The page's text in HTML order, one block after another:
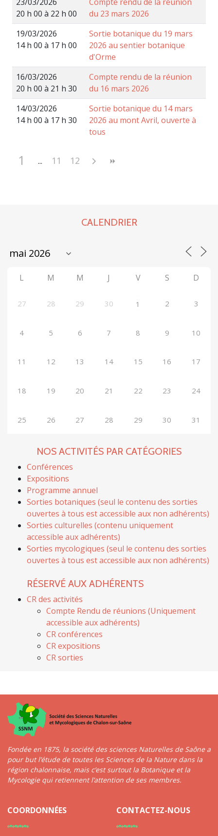
20 h 00 à 22 h 00
du 23 mars 2026
19/03/2026
14 h 00 à 17 h 00
Sortie botanique du 19 mars
2026 au sentier botanique
d'Orme
16/03/2026
20 h 00 à 21 h 30
Compte rendu de la réunion
du 16 mars 2026
14/03/2026
14 h 00 à 17 h 30
Sortie botanique du 14 mars
2026 au mont Avril, ouverte à
tous
1 11 12
CALENDRIER
L M M J V S D
27 28 29 30 1 2 3
4 5 6 7 8 9 10
11 12 13 14 15 16 17
18 19 20 21 22 23 24
25 26 27 28 29 30 31
NOS ACTIVITÉS PAR CATÉGORIES
Conférences
Expositions
Programme annuel
Sorties botaniques (seul le contenu des sorties
ouvertes à tous est accessible aux non adhérents)
Sorties culturelles (contenu uniquement
accessible aux adhérents)
Sorties mycologiques (seul le contenu des sorties
ouvertes à tous est accessible aux non adhérents)
RÉSERVÉ AUX ADHÉRENTS
CR des activités
Compte Rendu de réunions (Uniquement
accessible aux adhérents)
CR conférences
CR expositions
CR sorties
Fondée en 1875, la société des sciences Naturelles de Saône a
pour but l’étude de toutes les Sciences de la Nature dans la
région chalonnaise, mais c’est surtout la Botanique et la
Mycologie qui retiennent l’attention de ses membres.
COORDONNÉES CONTACTEZ-NOUS